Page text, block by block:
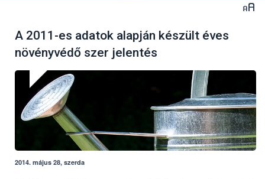
A 2011-es adatok alapján készült éves
növényvédő szer jelentés
2014. május 28, szerda